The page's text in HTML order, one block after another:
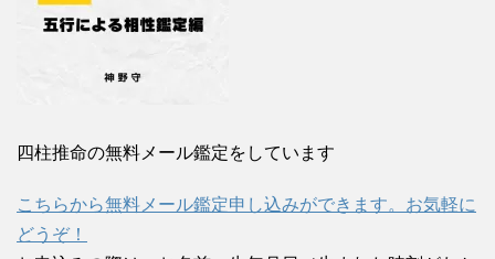
四柱推命の無料メール鑑定をしています
こちらから無料メール鑑定申し込みができます。お気軽に
どうぞ！